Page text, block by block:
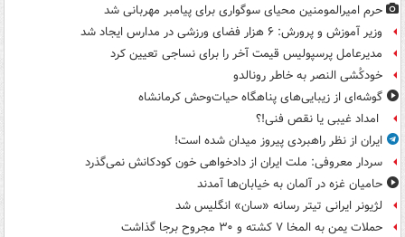
حرم امیرالمومنین محیای سوگواری برای پیامبر مهربانی شد
وزیر آموزش و پرورش: ۶ هزار فضای ورزشی در مدارس ایجاد شد
مدیرعامل پرسپولیس قیمت آخر را برای نساجی تعیین کرد
خودکُشی النصر به خاطر رونالدو
گوشه‌ای از زیبایی‌های پناهگاه‌ حیات‌وحش کرمانشاه
امداد غیبی یا نقص فنی!؟
ایران از نظر راهبردی پیروز میدان شده است!
سردار معروفی: ملت ایران از دادخواهی خون کودکانش نمی‌گذرد
حامیان غزه در آلمان به خیابان‌ها آمدند
لژیونر ایرانی تیتر رسانه «سان» انگلیس شد
حملات یمن به المخا ۷ کشته و ۳۰ مجروح برجا گذاشت